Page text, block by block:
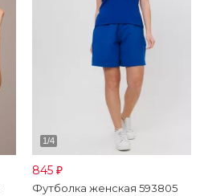
845 ₽
Футболка женская 593805